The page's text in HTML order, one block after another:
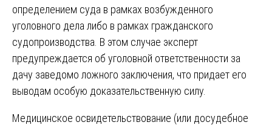
определением суда в рамках возбужденного
уголовного дела либо в рамках гражданского
судопроизводства. В этом случае эксперт
предупреждается об уголовной ответственности за
дачу заведомо ложного заключения, что придает его
выводам особую доказательственную силу.
Медицинское освидетельствование (или досудебное